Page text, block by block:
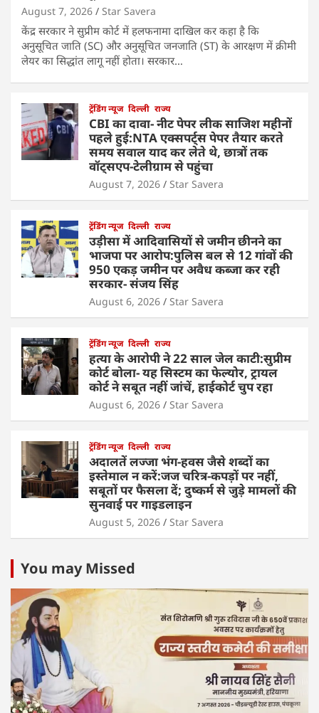
August 7, 2026 Star Savera
केंद्र सरकार ने सुप्रीम कोर्ट में हलफनामा दाखिल कर कहा है कि
अनुसूचित जाति (SC) और अनुसूचित जनजाति (ST) के आरक्षण में क्रीमी
लेयर का सिद्धांत लागू नहीं होता। सरकार…
ट्रेंडिंग न्यूज दिल्ली राज्य
CBI का दावा- नीट पेपर लीक साजिश महीनों
पहले हुई:NTA एक्सपर्ट्स पेपर तैयार करते
समय सवाल याद कर लेते थे, छात्रों तक
वॉट्सएप-टेलीग्राम से पहुंचा
August 7, 2026 Star Savera
ट्रेंडिंग न्यूज दिल्ली राज्य
उड़ीसा में आदिवासियों से जमीन छीनने का
भाजपा पर आरोप:पुलिस बल से 12 गांवों की
950 एकड़ जमीन पर अवैध कब्जा कर रही
सरकार- संजय सिंह
August 6, 2026 Star Savera
ट्रेंडिंग न्यूज दिल्ली राज्य
हत्या के आरोपी ने 22 साल जेल काटी:सुप्रीम
कोर्ट बोला- यह सिस्टम का फेल्योर, ट्रायल
कोर्ट ने सबूत नहीं जांचें, हाईकोर्ट चुप रहा
August 6, 2026 Star Savera
ट्रेंडिंग न्यूज दिल्ली राज्य
अदालतें लज्जा भंग-हवस जैसे शब्दों का
इस्तेमाल न करें:जज चरित्र-कपड़ों पर नहीं,
सबूतों पर फैसला दें; दुष्कर्म से जुड़े मामलों की
सुनवाई पर गाइडलाइन
August 5, 2026 Star Savera
You may Missed